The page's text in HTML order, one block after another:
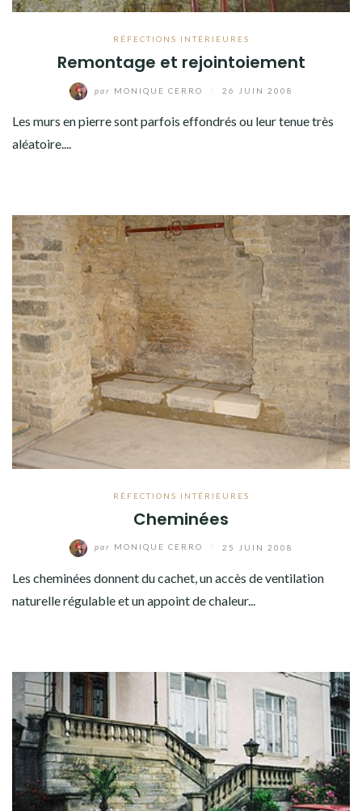
RÉFECTIONS INTÉRIEURES
Remontage et rejointoiement
par MONIQUE CERRO 26 JUIN 2008
Les murs en pierre sont parfois effondrés ou leur tenue très
aléatoire....
RÉFECTIONS INTÉRIEURES
Cheminées
par MONIQUE CERRO 25 JUIN 2008
Les cheminées donnent du cachet, un accès de ventilation
naturelle régulable et un appoint de chaleur...